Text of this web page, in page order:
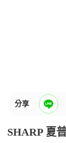
分享
SHARP 夏